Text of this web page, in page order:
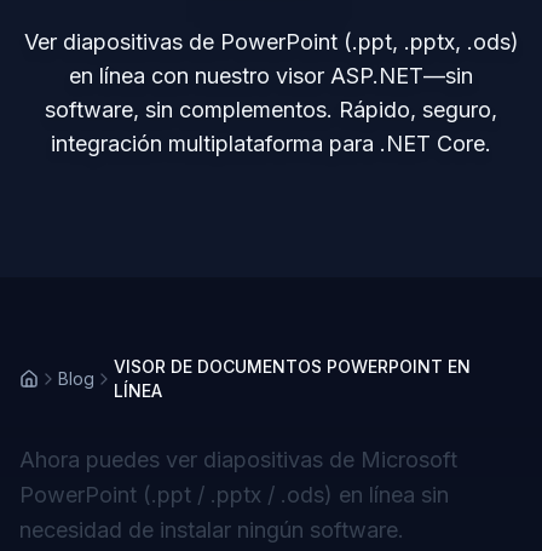
Ver diapositivas de PowerPoint (.ppt, .pptx, .ods)
en línea con nuestro visor ASP.NET—sin
software, sin complementos. Rápido, seguro,
integración multiplataforma para .NET Core.
Blog
VISOR DE DOCUMENTOS POWERPOINT EN
LÍNEA
Ahora puedes ver diapositivas de Microsoft
PowerPoint (.ppt / .pptx / .ods) en línea sin
necesidad de instalar ningún software.